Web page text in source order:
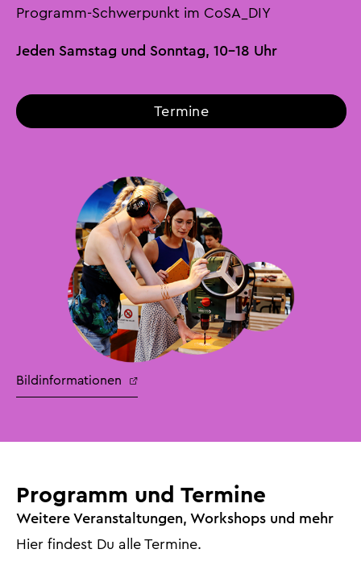
Programm-Schwerpunkt im CoSA_DIY
Jeden Samstag und Sonntag, 10-18 Uhr
Termine
Bildinformationen
Programm und Termine
Weitere Veranstaltungen, Workshops und mehr
Hier findest Du alle Termine.